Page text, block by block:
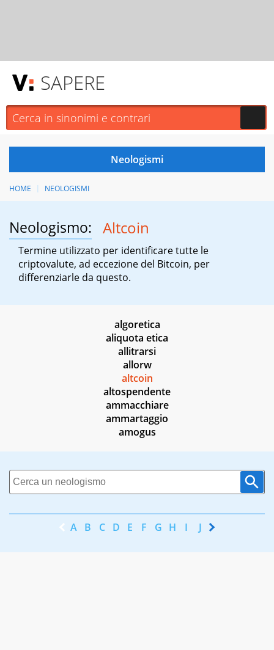
SAPERE
HOME NEOLOGISMI
Neologismo: Altcoin
Termine utilizzato per identificare tutte le
criptovalute, ad eccezione del Bitcoin, per
differenziarle da questo.
algoretica
aliquota etica
allitrarsi
allorw
altcoin
altospendente
ammacchiare
ammartaggio
amogus
A B C D E F G H I J K